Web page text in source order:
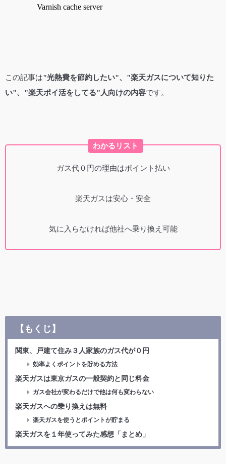
この記事は"光熱費を節約したい"、"楽天ガスについて知りた
い"、"楽天ポイ活をしてる"人向けの内容です。
わかるリスト
ガス代０円の理由はポイント払い
楽天ガスは安心・安全
気に入らなければ他社へ乗り換え可能
【もくじ】
関東、戸建て住み３人家族のガス代が０円
効率よくポイントを貯める方法
楽天ガスは東京ガスの一般契約と同じ料金
ガス会社が変わるだけで他は何も変わらない
楽天ガスへの乗り換えは無料
楽天ガスを使うとポイントが貯まる
楽天ガスを１年使ってみた感想「まとめ」